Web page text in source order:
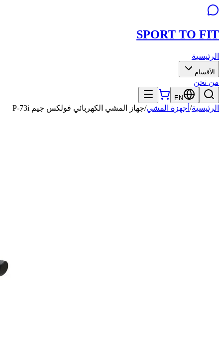
SPORT TO FIT
الرئيسية
الأقسام
من نحن
EN
الرئيسية/ أجهزة المشي/جهاز المشي الكهربائي فولكس جيم P-73i